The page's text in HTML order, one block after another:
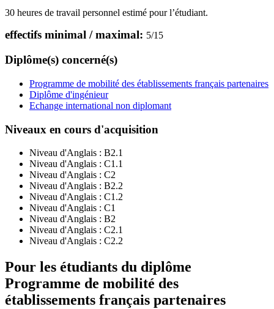
30 heures de travail personnel estimé pour l’étudiant.
effectifs minimal / maximal: 5/15
Diplôme(s) concerné(s)
Programme de mobilité des établissements français partenaires
Diplôme d'ingénieur
Echange international non diplomant
Niveaux en cours d'acquisition
Niveau d'Anglais : B2.1
Niveau d'Anglais : C1.1
Niveau d'Anglais : C2
Niveau d'Anglais : B2.2
Niveau d'Anglais : C1.2
Niveau d'Anglais : C1
Niveau d'Anglais : B2
Niveau d'Anglais : C2.1
Niveau d'Anglais : C2.2
Pour les étudiants du diplôme
Programme de mobilité des
établissements français partenaires